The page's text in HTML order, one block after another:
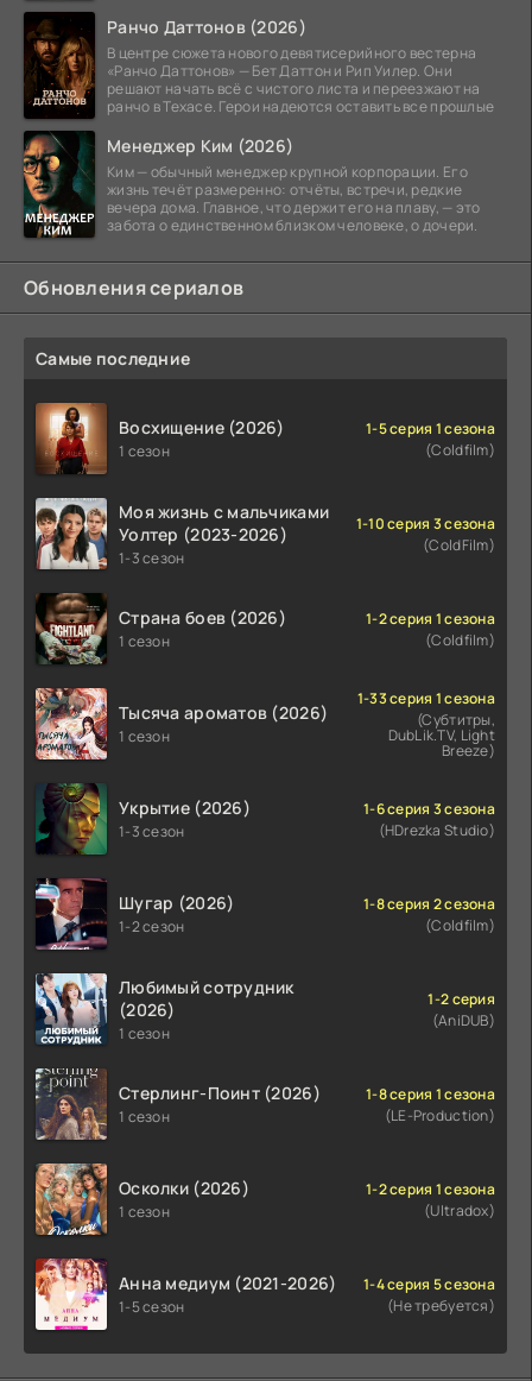
Ранчо Даттонов (2026)
В центре сюжета нового девятисерийного вестерна
«Ранчо Даттонов» — Бет Даттон и Рип Уилер. Они
решают начать всё с чистого листа и переезжают на
ранчо в Техасе. Герои надеются оставить все прошлые
Менеджер Ким (2026)
Ким — обычный менеджер крупной корпорации. Его
жизнь течёт размеренно: отчёты, встречи, редкие
вечера дома. Главное, что держит его на плаву, — это
забота о единственном близком человеке, о дочери.
Обновления сериалов
Самые последние
Восхищение (2026)
1 сезон
1-5 серия 1 сезона
(Coldfilm)
Моя жизнь с мальчиками
Уолтер (2023-2026)
1-3 сезон
1-10 серия 3 сезона
(ColdFilm)
Страна боев (2026)
1 сезон
1-2 серия 1 сезона
(Coldfilm)
Тысяча ароматов (2026)
1 сезон
1-33 серия 1 сезона
(Субтитры,
DubLik.TV, Light
Breeze)
Укрытие (2026)
1-3 сезон
1-6 серия 3 сезона
(HDrezka Studio)
Шугар (2026)
1-2 сезон
1-8 серия 2 сезона
(Coldfilm)
Любимый сотрудник
(2026)
1 сезон
1-2 серия
(AniDUB)
Стерлинг-Поинт (2026)
1 сезон
1-8 серия 1 сезона
(LE-Production)
Осколки (2026)
1 сезон
1-2 серия 1 сезона
(Ultradox)
Анна медиум (2021-2026)
1-5 сезон
1-4 серия 5 сезона
(Не требуется)